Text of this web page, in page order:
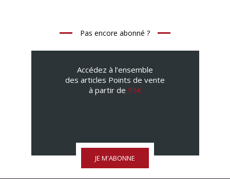
Pas encore abonné ?
Accédez à l’ensemble
des articles Points de vente
à partir de 95€
JE M'ABONNE